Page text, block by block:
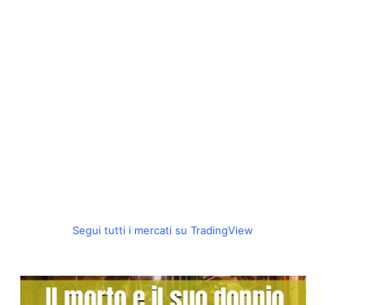
Segui tutti i mercati su TradingView